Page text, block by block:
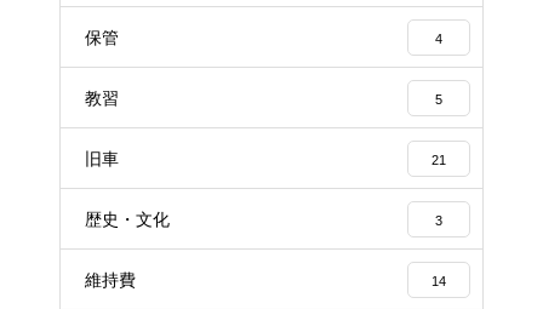
保管 4
教習 5
旧車 21
歴史・文化 3
維持費 14